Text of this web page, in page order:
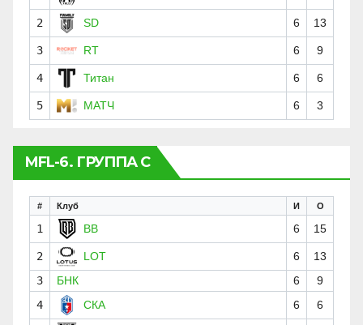
2 SD 6 13
3 RT 6 9
4 Титан 6 6
5 МАТЧ 6 3
MFL-6. ГРУППА C
# Клуб И О
1 BB 6 15
2 LOT 6
13
3
БНК 6
9
4
СКА 6 6